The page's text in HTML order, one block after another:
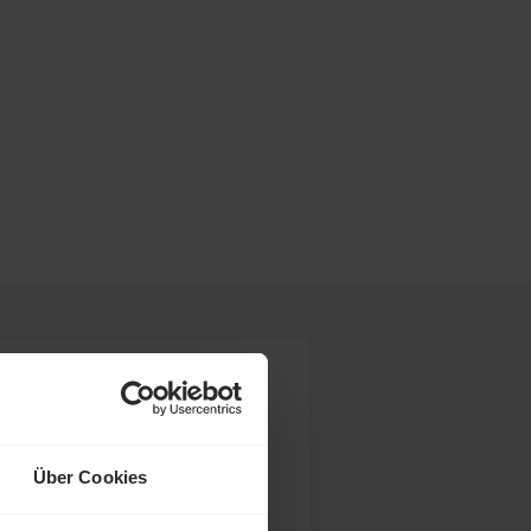
Über Cookies